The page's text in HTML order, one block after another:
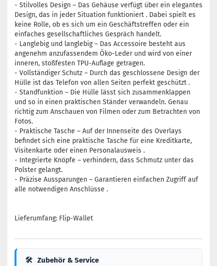
- Stilvolles Design – Das Gehäuse verfügt über ein elegantes
Design, das in jeder Situation funktioniert . Dabei spielt es
keine Rolle, ob es sich um ein Geschäftstreffen oder ein
einfaches gesellschaftliches Gespräch handelt.
- Langlebig und langlebig – Das Accessoire besteht aus
angenehm anzufassendem Öko-Leder und wird von einer
inneren, stoßfesten TPU-Auflage getragen.
- Vollständiger Schutz – Durch das geschlossene Design der
Hülle ist das Telefon von allen Seiten perfekt geschützt .
- Standfunktion – Die Hülle lässt sich zusammenklappen
und so in einen praktischen Ständer verwandeln. Genau
richtig zum Anschauen von Filmen oder zum Betrachten von
Fotos.
- Praktische Tasche – Auf der Innenseite des Overlays
befindet sich eine praktische Tasche für eine Kreditkarte,
Visitenkarte oder einen Personalausweis .
- Integrierte Knöpfe – verhindern, dass Schmutz unter das
Polster gelangt.
- Präzise Aussparungen – Garantieren einfachen Zugriff auf
alle notwendigen Anschlüsse .
Lieferumfang: Flip-Wallet
🛠 Zubehör & Service